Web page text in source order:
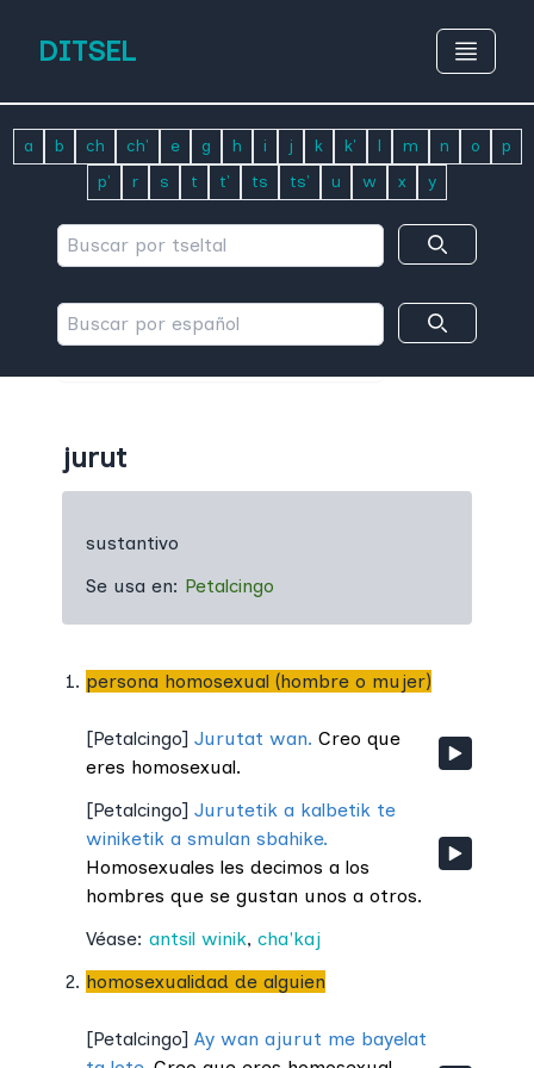
DITSEL
a b ch ch' e g h i j k k' l m n o
p
p'
r s t t' ts ts' u w x y
jurut
sustantivo
Se usa en: Petalcingo
persona homosexual (hombre o mujer)
[Petalcingo] Jurutat wan. Creo que
eres homosexual.
[Petalcingo] Jurutetik a kalbetik te
winiketik a smulan sbahike.
Homosexuales les decimos a los
hombres que se gustan unos a otros.
Véase: antsil winik, cha'kaj
homosexualidad de alguien
[Petalcingo] Ay wan ajurut me bayelat